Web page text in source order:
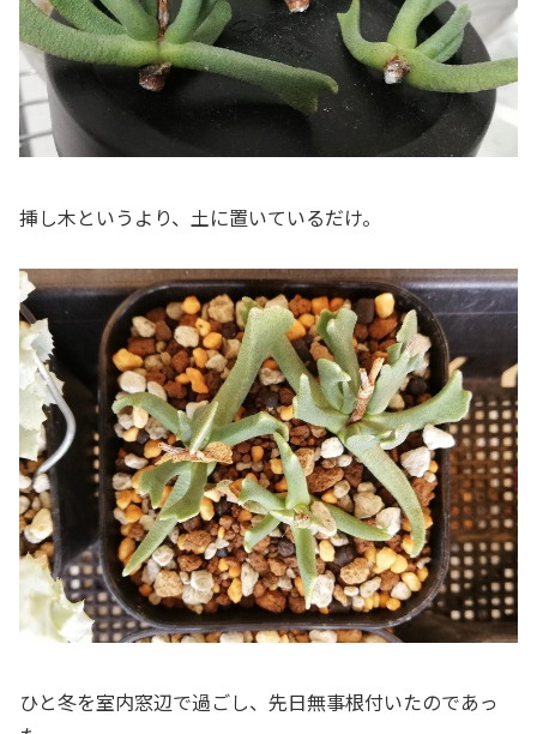
挿し木というより、土に置いているだけ。
ひと冬を室内窓辺で過ごし、先日無事根付いたのであっ